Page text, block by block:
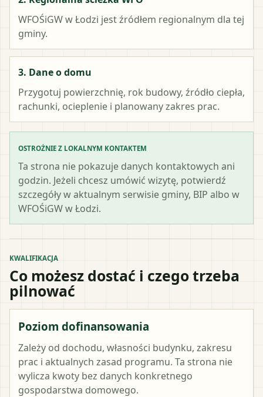
WFOŚiGW w Łodzi jest źródłem regionalnym dla tej
gminy.
3. Dane o domu
Przygotuj powierzchnię, rok budowy, źródło ciepła,
rachunki, ocieplenie i planowany zakres prac.
OSTROŻNIE Z LOKALNYM KONTAKTEM
Ta strona nie pokazuje danych kontaktowych ani
godzin. Jeżeli chcesz umówić wizytę, potwierdź
szczegóły w aktualnym serwisie gminy, BIP albo w
WFOŚiGW w Łodzi.
KWALIFIKACJA
Co możesz dostać i czego trzeba
pilnować
Poziom dofinansowania
Zależy od dochodu, własności budynku, zakresu
prac i aktualnych zasad programu. Ta strona nie
wylicza kwoty bez danych konkretnego
gospodarstwa domowego.